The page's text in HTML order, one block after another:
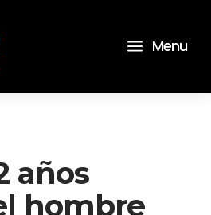
a Menu
años
hombre